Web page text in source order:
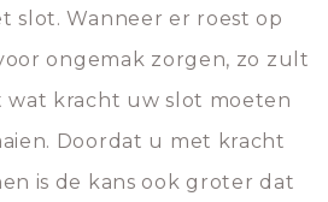
slot. Wanneer er roest op
ongemak zorgen, zo zult
wat kracht uw slot moeten
Doordat u met kracht
is de kans ook groter dat